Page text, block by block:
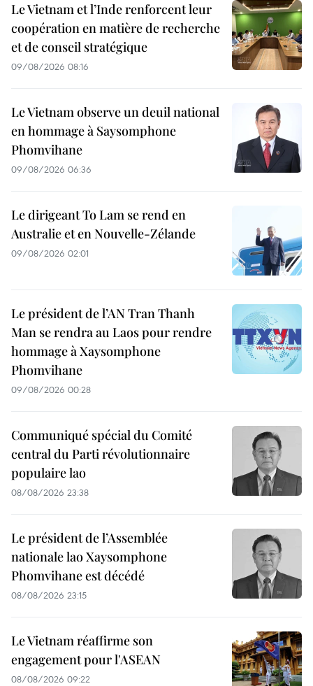
Le Vietnam et l’Inde renforcent leur
coopération en matière de recherche
et de conseil stratégique
09/08/2026 08:16
Le Vietnam observe un deuil national
en hommage à Saysomphone
Phomvihane
09/08/2026 06:36
Le dirigeant To Lam se rend en
Australie et en Nouvelle-Zélande
09/08/2026 02:01
Le président de l’AN Tran Thanh
Man se rendra au Laos pour rendre
hommage à Xaysomphone
Phomvihane
09/08/2026 00:28
Communiqué spécial du Comité
central du Parti révolutionnaire
populaire lao
08/08/2026 23:38
Le président de l’Assemblée
nationale lao Xaysomphone
Phomvihane est décédé
08/08/2026 23:15
Le Vietnam réaffirme son
engagement pour l'ASEAN
08/08/2026 09:22